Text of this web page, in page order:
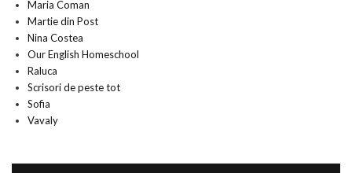
Maria Coman
Martie din Post
Nina Costea
Our English Homeschool
Raluca
Scrisori de peste tot
Sofia
Vavaly